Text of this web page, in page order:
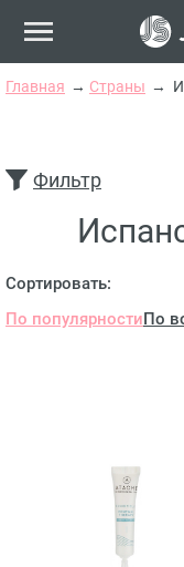
Главная Страны
Фильтр
Сортировать:
По популярностиПо